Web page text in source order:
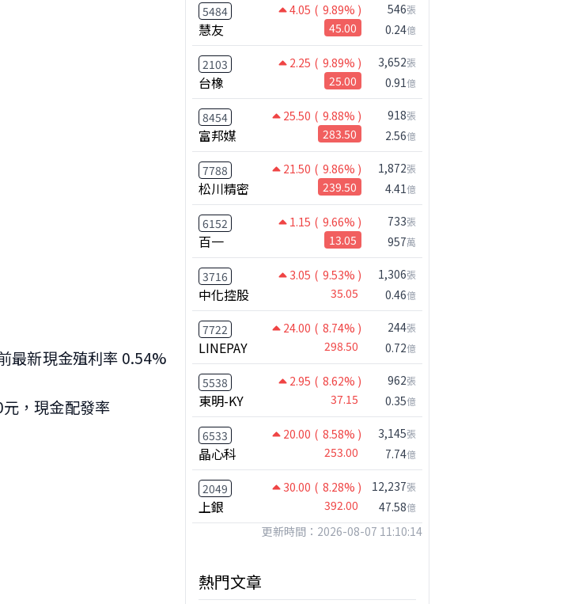
最新現金殖利率 0.54%
，現金配發率
5484 4.05 ( 9.89% )
慧友 45.00
546張
0.24億
2103 2.25 ( 9.89% )
台橡 25.00
3,652張
0.91億
8454 25.50 ( 9.88% )
富邦媒 283.50
918張
2.56億
7788 21.50 ( 9.86% )
松川精密 239.50
1,872張
4.41億
6152 1.15 ( 9.66% )
百一 13.05
733張
957萬
3716 3.05 ( 9.53% )
中化控股 35.05
1,306張
0.46億
7722 24.00 ( 8.74% )
LINEPAY 298.50
244張
0.72億
5538 2.95 ( 8.62% )
東明-KY 37.15
962張
0.35億
6533 20.00 ( 8.58% )
晶心科 253.00
3,145張
7.74億
2049 30.00 ( 8.28% )
上銀 392.00
12,237張
47.58億
更新時間：2026-08-07 11:10:14
熱門文章